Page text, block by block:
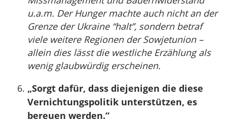
u.a.m. Der Hunger machte auch nicht an der
Grenze der Ukraine “halt”, sondern betraf
viele weitere Regionen der Sowjetunion –
allein dies lässt die westliche Erzählung als
wenig glaubwürdig erscheinen.
„Sorgt dafür, dass diejenigen die diese
Vernichtungspolitik unterstützen, es
bereuen werden.“